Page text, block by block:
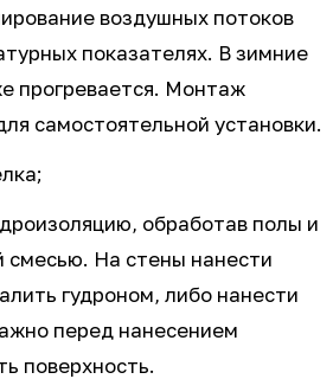
воздушных потоков
показателях. В зимние
прогревается. Монтаж
самостоятельной установки.
обработав полы и
смесью. На стены нанести
гудроном, либо нанести
перед нанесением
поверхность.